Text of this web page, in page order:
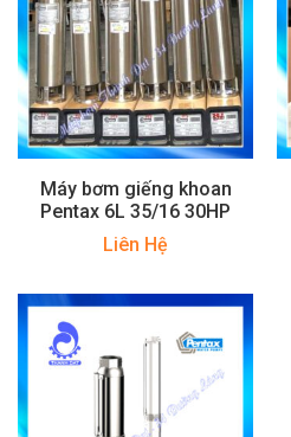
Máy bơm giếng khoan
Pentax 6L 35/16 30HP
Liên Hệ